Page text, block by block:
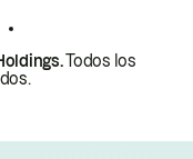
Todos los